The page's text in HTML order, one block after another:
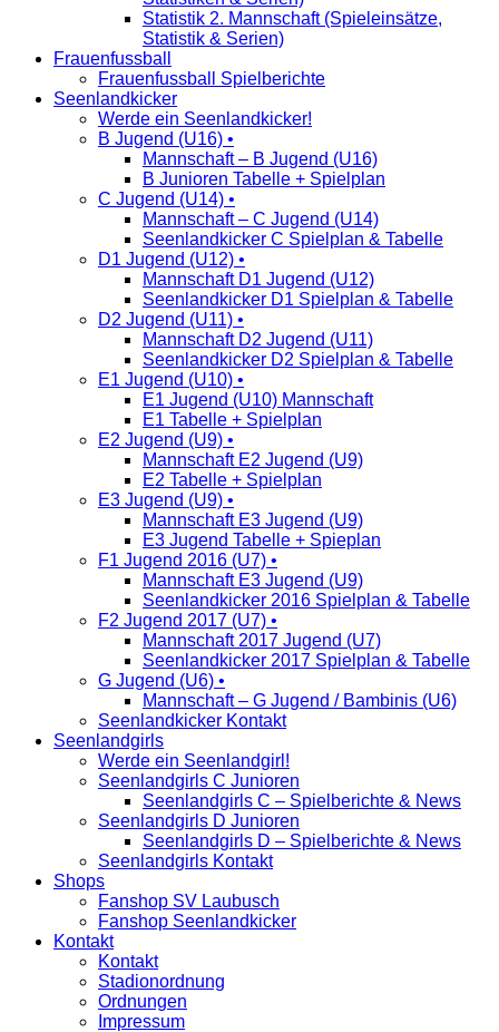
Statistik 2. Mannschaft (Spieleinsätze,
Statistik & Serien)
Frauenfussball
Frauenfussball Spielberichte
Seenlandkicker
Werde ein Seenlandkicker!
B Jugend (U16) •
Mannschaft – B Jugend (U16)
B Junioren Tabelle + Spielplan
C Jugend (U14) •
Mannschaft – C Jugend (U14)
Seenlandkicker C Spielplan & Tabelle
D1 Jugend (U12) •
Mannschaft D1 Jugend (U12)
Seenlandkicker D1 Spielplan & Tabelle
D2 Jugend (U11) •
Mannschaft D2 Jugend (U11)
Seenlandkicker D2 Spielplan & Tabelle
E1 Jugend (U10) •
E1 Jugend (U10) Mannschaft
E1 Tabelle + Spielplan
E2 Jugend (U9) •
Mannschaft E2 Jugend (U9)
E2 Tabelle + Spielplan
E3 Jugend (U9) •
Mannschaft E3 Jugend (U9)
E3 Jugend Tabelle + Spieplan
F1 Jugend 2016 (U7) •
Mannschaft E3 Jugend (U9)
Seenlandkicker 2016 Spielplan & Tabelle
F2 Jugend 2017 (U7) •
Mannschaft 2017 Jugend (U7)
Seenlandkicker 2017 Spielplan & Tabelle
G Jugend (U6) •
Mannschaft – G Jugend / Bambinis (U6)
Seenlandkicker Kontakt
Seenlandgirls
Werde ein Seenlandgirl!
Seenlandgirls C Junioren
Seenlandgirls C – Spielberichte & News
Seenlandgirls D Junioren
Seenlandgirls D – Spielberichte & News
Seenlandgirls Kontakt
Shops
Fanshop SV Laubusch
Fanshop Seenlandkicker
Kontakt
Kontakt
Stadionordnung
Ordnungen
Impressum